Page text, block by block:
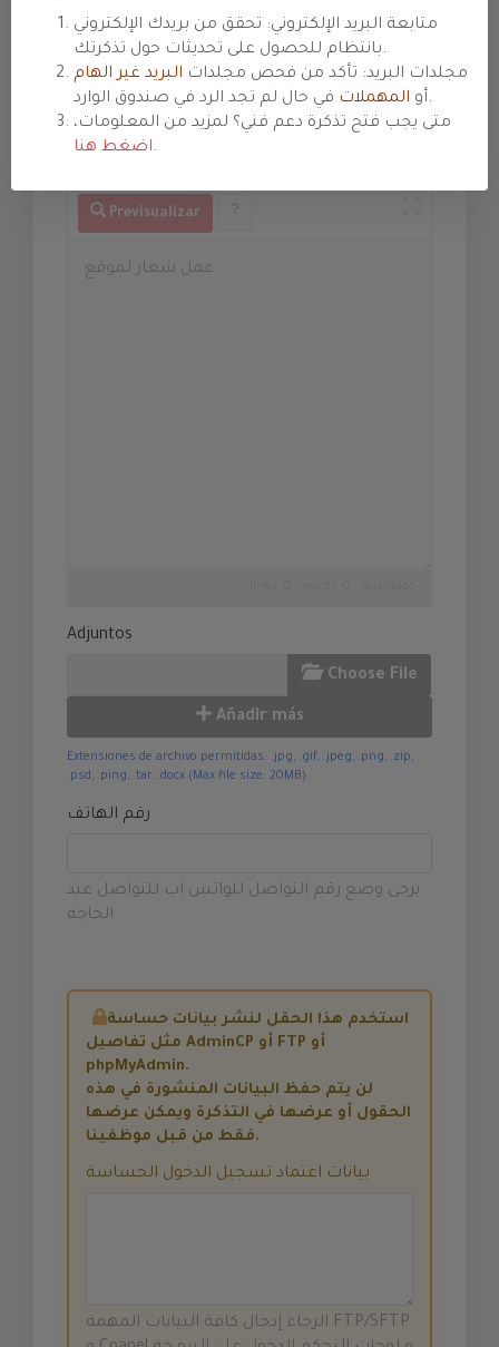
Prioridad
Mensaje
Previsualizar
Adjuntos
Choose File
Añadir más
Extensiones de archivo permitidas: .jpg, .gif, .jpeg, .png, .zip,
.psd, .ping, .tar, .docx (Max file size: 20MB)
رقم الهاتف
يرجى وضع رقم التواصل للواتس اب للتواصل عند
الحاجه
استخدم هذا الحقل لنشر بيانات حساسة
مثل تفاصيل AdminCP أو FTP أو
phpMyAdmin.
لن يتم حفظ البيانات المنشورة في هذه
الحقول أو عرضها في التذكرة ويمكن عرضها
فقط من قبل موظفينا.
بيانات اعتماد تسجيل الدخول الحساسة
الرجاء إدخال كافة البيانات المهمة FTP/SFTP
متابعة البريد الإلكتروني: تحقق من بريدك الإلكتروني
بانتظام للحصول على تحديثات حول تذكرتك.
مجلدات البريد: تأكد من فحص مجلدات البريد غير الهام
أو المهملات
في حال لم تجد الرد في صندوق الوارد.
متى يجب فتح تذكرة دعم فني؟ لمزيد من المعلومات،
اضغط هنا.